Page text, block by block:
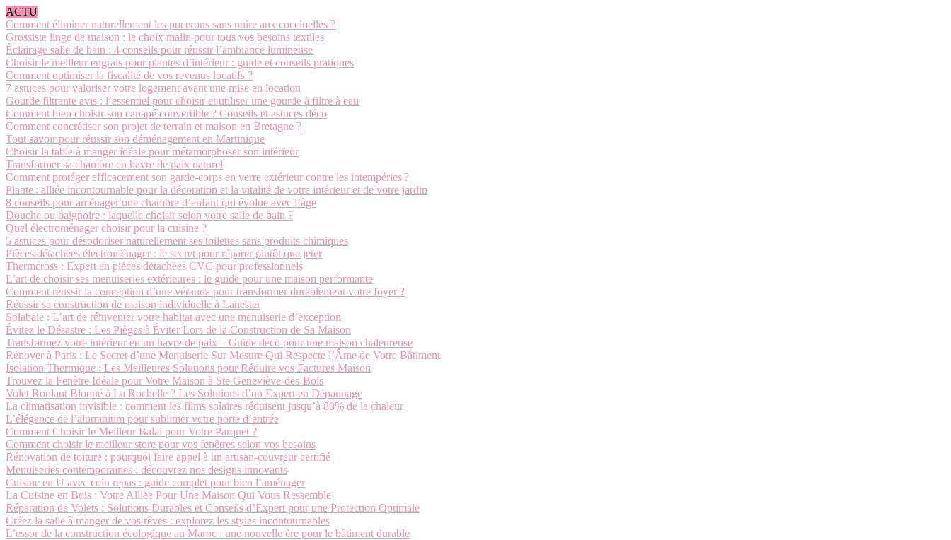
ACTU
Comment éliminer naturellement les pucerons sans nuire aux coccinelles ?
Grossiste linge de maison : le choix malin pour tous vos besoins textiles
Éclairage salle de bain : 4 conseils pour réussir l’ambiance lumineuse
Choisir le meilleur engrais pour plantes d’intérieur : guide et conseils pratiques
Comment optimiser la fiscalité de vos revenus locatifs ?
7 astuces pour valoriser votre logement avant une mise en location
Gourde filtrante avis : l’essentiel pour choisir et utiliser une gourde à filtre à eau
Comment bien choisir son canapé convertible ? Conseils et astuces déco
Comment concrétiser son projet de terrain et maison en Bretagne ?
Tout savoir pour réussir son déménagement en Martinique
Choisir la table à manger idéale pour métamorphoser son intérieur
Transformer sa chambre en havre de paix naturel
Comment protéger efficacement son garde-corps en verre extérieur contre les intempéries ?
Plante : alliée incontournable pour la décoration et la vitalité de votre intérieur et de votre jardin
8 conseils pour aménager une chambre d’enfant qui évolue avec l’âge
Douche ou baignoire : laquelle choisir selon votre salle de bain ?
Quel électroménager choisir pour la cuisine ?
5 astuces pour désodoriser naturellement ses toilettes sans produits chimiques
Pièces détachées électroménager : le secret pour réparer plutôt que jeter
Thermcross : Expert en pièces détachées CVC pour professionnels
L’art de choisir ses menuiseries extérieures : le guide pour une maison performante
Comment réussir la conception d’une véranda pour transformer durablement votre foyer ?
Réussir sa construction de maison individuelle à Lanester
Solabaie : L’art de réinventer votre habitat avec une menuiserie d’exception
Évitez le Désastre : Les Pièges à Éviter Lors de la Construction de Sa Maison
Transformez votre intérieur en un havre de paix – Guide déco pour une maison chaleureuse
Rénover à Paris : Le Secret d’une Menuiserie Sur Mesure Qui Respecte l’Âme de Votre Bâtiment
Isolation Thermique : Les Meilleures Solutions pour Réduire vos Factures Maison
Trouvez la Fenêtre Idéale pour Votre Maison à Ste Geneviève-des-Bois
Volet Roulant Bloqué à La Rochelle ? Les Solutions d’un Expert en Dépannage
La climatisation invisible : comment les films solaires réduisent jusqu’à 80% de la chaleur
L’élégance de l’aluminium pour sublimer votre porte d’entrée
Comment Choisir le Meilleur Balai pour Votre Parquet ?
Comment choisir le meilleur store pour vos fenêtres selon vos besoins
Rénovation de toiture : pourquoi faire appel à un artisan-couvreur certifié
Menuiseries contemporaines : découvrez nos designs innovants
Cuisine en U avec coin repas : guide complet pour bien l’aménager
La Cuisine en Bois : Votre Alliée Pour Une Maison Qui Vous Ressemble
Réparation de Volets : Solutions Durables et Conseils d’Expert pour une Protection Optimale
Créez la salle à manger de vos rêves : explorez les styles incontournables
L’essor de la construction écologique au Maroc : une nouvelle ère pour le bâtiment durable